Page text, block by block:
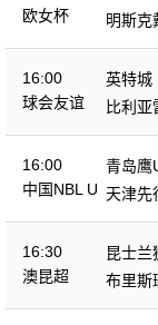
欧女杯
明斯克
16:00
球会友谊
英特城
比利亚
16:00
中国NBL U
青岛鹰
天津先
16:30
澳昆超
昆士兰
布里斯
队